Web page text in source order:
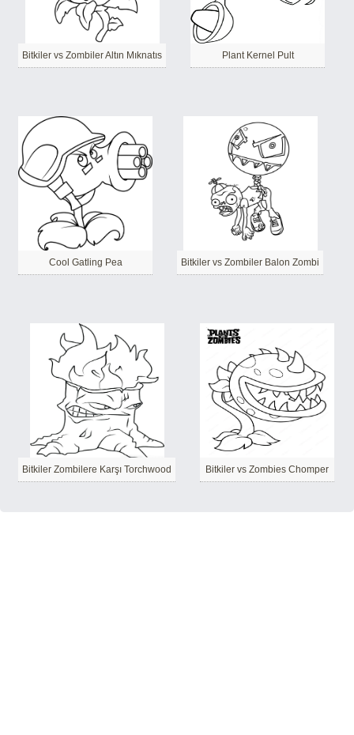
Bitkiler vs Zombiler Altın Mıknatıs Plant Kernel Pult
Cool Gatling Pea Bitkiler vs Zombiler Balon Zombi
Bitkiler Zombilere Karşı Torchwood Bitkiler vs Zombies Chomper